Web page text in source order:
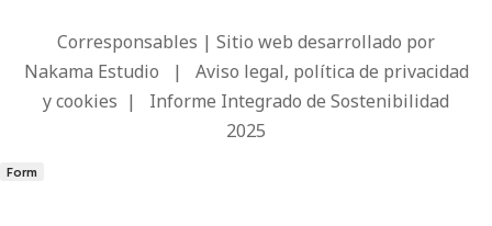
Corresponsables | Sitio web desarrollado por
Nakama Estudio | Aviso legal, política de privacidad
y cookies | Informe Integrado de Sostenibilidad
2025
Form